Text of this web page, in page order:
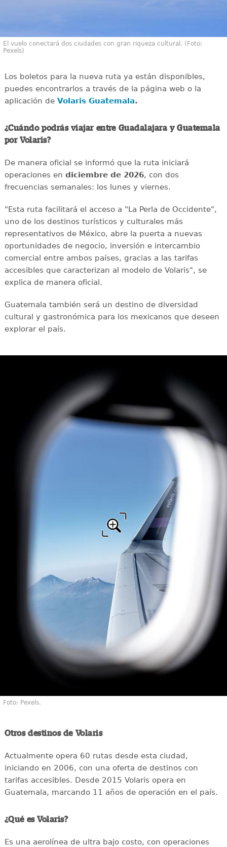
El vuelo conectará dos ciudades con gran riqueza cultural. (Foto:
Pexels)
Los boletos para la nueva ruta ya están disponibles,
puedes encontrarlos a través de la página web o la
aplicación deVolaris Guatemala.
¿Cuándo podrás viajar entre Guadalajara y Guatemala
por Volaris?
De manera oficial se informó que la ruta iniciará
operaciones en diciembre de 2026, con dos
frecuencias semanales: los lunes y viernes.
"Esta ruta facilitará el acceso a "La Perla de Occidente",
uno de los destinos turísticos y culturales más
representativos de México, abre la puerta a nuevas
oportunidades de negocio, inversión e intercambio
comercial entre ambos países, gracias a las tarifas
accesibles que caracterizan al modelo de Volaris", se
explica de manera oficial.
Guatemala también será un destino de diversidad
cultural y gastronómica para los mexicanos que deseen
explorar el país.
Foto: Pexels.
Otros destinos de Volaris
Actualmente opera 60 rutas desde esta ciudad,
iniciando en 2006, con una oferta de destinos con
tarifas accesibles. Desde 2015 Volaris opera en
Guatemala, marcando 11 años de operación en el país.
¿Qué es Volaris?
Es una aerolínea de ultra bajo costo, con operaciones